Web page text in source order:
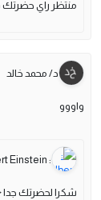
منتظر راي حضرتك
د/ محمد خالد
واووو
: Albert Einstein
شكرا لحضرتك جدا